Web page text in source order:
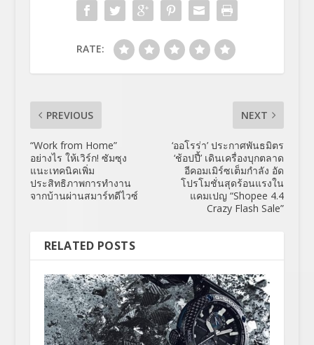
RATE:
PREVIOUS
“Work from Home”
อย่างไร ให้เวิร์ก! ซัมซุง
แนะเทคนิคเพิ่ม
ประสิทธิภาพการทำงาน
จากบ้านผ่านสมาร์ทดีไวซ์
NEXT
‘ออโรร่า’ ประกาศพันธมิตร
‘ช้อปปี้’ เดินเครื่องบุกตลาด
อีคอมเมิร์ซเต็มกำลัง อัด
โปรโมชั่นสุดร้อนแรงใน
แคมเปญ “Shopee 4.4
Crazy Flash Sale”
RELATED POSTS